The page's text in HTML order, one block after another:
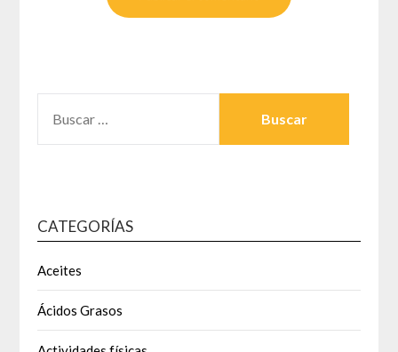
CATEGORÍAS
Aceites
Ácidos Grasos